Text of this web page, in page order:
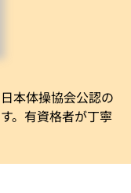
本体操協会公認の
。有資格者が丁寧